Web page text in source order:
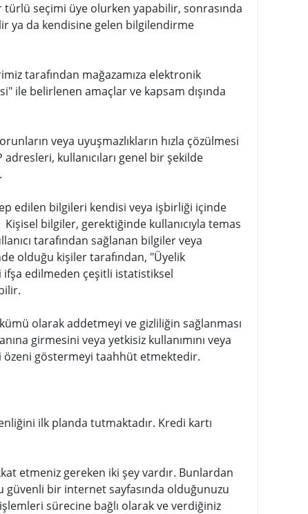
seçimi üye olurken yapabilir, sonrasında
ya da kendisine gelen bilgilendirme
tarafından mağazamıza elektronik
ile belirlenen amaçlar ve kapsam dışında
veya uyuşmazlıkların hızla çözülmesi
kullanıcıları genel bir şekilde
edilen bilgileri kendisi veya işbirliği içinde
bilgiler, gerektiğinde kullanıcıyla temas
tarafından sağlanan bilgiler veya
olduğu kişiler tarafından, "Üyelik
ifşa edilmeden çeşitli istatistiksel
olarak addetmeyi ve gizliliğin sağlanması
girmesini veya yetkisiz kullanımını veya
özeni göstermeyi taahhüt etmektedir.
ilk planda tutmaktadır. Kredi kartı
etmeniz gereken iki şey vardır. Bunlardan
güvenli bir internet sayfasında olduğunuzu
sürecine bağlı olarak ve verdiğiniz